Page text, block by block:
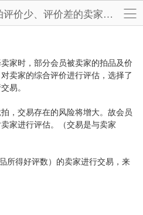
【日本古玩】关于竞拍评价少、评价差的卖家相关注意事项
家时，部分会员被卖家的拍品及价
卖家的综合评价进行评估，选择了
易。
，交易存在的风险将增大。故会员
家进行评估。（交易是与卖家
所得好评数）的卖家进行交易，来